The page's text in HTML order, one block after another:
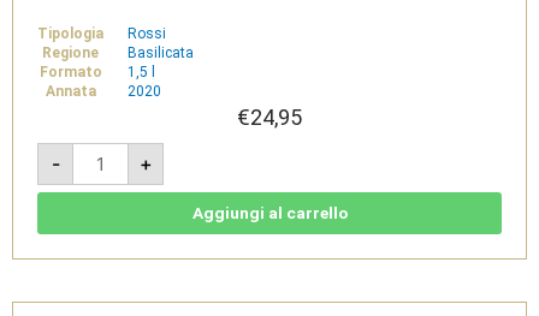
Tipologia
Rossi
Regione
Basilicata
Formato
1,5 l
Annata
2020
€24,95
-
L'Atto
2020
Magnum
1,5
IGT
Cantine
+
Aggiungi al carrello